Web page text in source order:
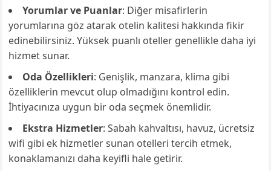
Yorumlar ve Puanlar: Diğer misafirlerin
yorumlarına göz atarak otelin kalitesi hakkında fikir
edinebilirsiniz. Yüksek puanlı oteller genellikle daha iyi
hizmet sunar.
Oda Özellikleri: Genişlik, manzara, klima gibi
özelliklerin mevcut olup olmadığını kontrol edin.
İhtiyacınıza uygun bir oda seçmek önemlidir.
Ekstra Hizmetler: Sabah kahvaltısı, havuz, ücretsiz
wifi gibi ek hizmetler sunan otelleri tercih etmek,
konaklamanızı daha keyifli hale getirir.